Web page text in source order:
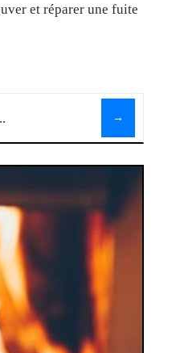
et réparer une fuite